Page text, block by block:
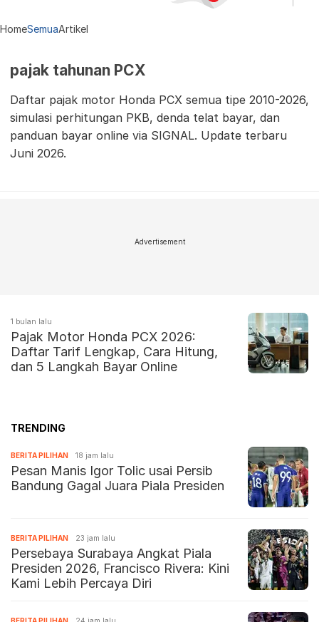
HomeSemuaArtikel
pajak tahunan PCX
Daftar pajak motor Honda PCX semua tipe 2010-2026,
simulasi perhitungan PKB, denda telat bayar, dan
panduan bayar online via SIGNAL. Update terbaru
Juni 2026.
Advertisement
1 bulan lalu
Pajak Motor Honda PCX 2026:
Daftar Tarif Lengkap, Cara Hitung,
dan 5 Langkah Bayar Online
TRENDING
BERITA PILIHAN 18 jam lalu
Pesan Manis Igor Tolic usai Persib
Bandung Gagal Juara Piala Presiden
BERITA PILIHAN 23 jam lalu
Persebaya Surabaya Angkat Piala
Presiden 2026, Francisco Rivera: Kini
Kami Lebih Percaya Diri